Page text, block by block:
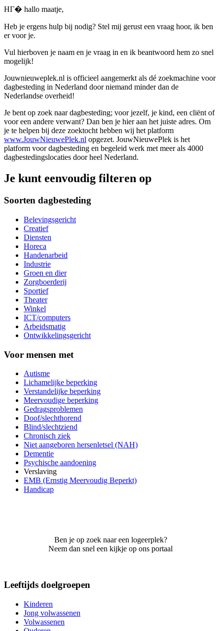
HГ� hallo maatje,
Heb je ergens hulp bij nodig? Stel mij gerust een vraag hoor, ik ben
er voor je.
Vul hierboven je naam en je vraag in en ik beantwoord hem zo snel
mogelijk!
Jouwnieuweplek.nl is officieel aangemerkt als dé zoekmachine voor
dagbesteding in Nederland door niemand minder dan de
Nederlandse overheid!
Je bent op zoek naar dagbesteding; voor jezelf, je kind, een cliënt of
voor een andere verwant? Dan ben je hier aan het juiste adres. Om
je te helpen bij deze zoektocht hebben wij het platform
www.JouwNieuwePlek.nl opgezet. JouwNieuwePlek is het
platform voor dagbesteding en begeleid werk met meer als 4000
dagbestedingslocaties door heel Nederland.
Je kunt eenvoudig filteren op
Soorten dagbesteding
Belevingsgericht
Creatief
Diensten
Horeca
Handenarbeid
Industrie
Groen en dier
Zorgboerderij
Sportief
Theater
Winkel
ICT/computers
Arbeidsmatig
Ontwikkelingsgericht
Voor mensen met
Autisme
Lichamelijke beperking
Verstandelijke beperking
Meervoudige beperking
Gedragsproblemen
Doof/slechthorend
Blind/slechtziend
Chronisch ziek
Niet aangeboren hersenletsel (NAH)
Dementie
Psychische aandoening
Verslaving
EMB (Ernstig Meervoudig Beperkt)
Handicap
Ben je op zoek naar een logeerplek?
Neem dan snel een kijkje op ons portaal
Leeftijds doelgroepen
Kinderen
Jong volwassenen
Volwassenen